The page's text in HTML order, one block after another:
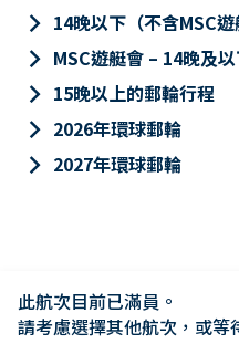
keyboard_arrow_right 14晚以下（不含MSC遊
keyboard_arrow_right MSC遊艇會 – 14晚及
keyboard_arrow_right 15晚以上的郵輪行程
keyboard_arrow_right 2026年環球郵輪
keyboard_arrow_right 2027年環球郵輪
此航次目前已滿員。
請考慮選擇其他航次，或等